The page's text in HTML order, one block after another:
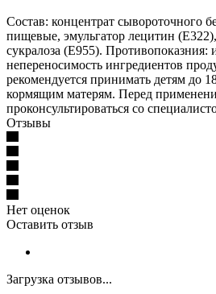
Состав: концентрат сывороточного
пищевые, эмульгатор лецитин
сукралоза (Е955). Противопоказния:
непереносимость ингредиентов
рекомендуется принимать детям до
кормящим матерям. Перед
проконсультироваться со
Отзывы
Нет оценок
Оставить отзыв
Загрузка отзывов...